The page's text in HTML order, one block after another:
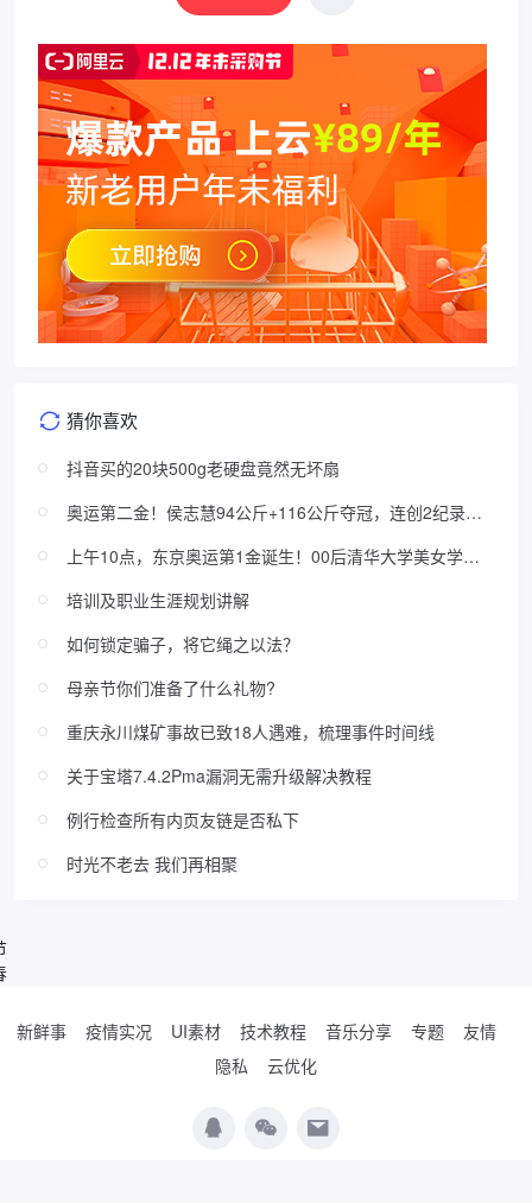
猜你喜欢
抖音买的20块500g老硬盘竟然无坏扇
奥运第二金！侯志慧94公斤+116公斤夺冠，连创2纪录，
上午10点，东京奥运第1金诞生！00后清华大学美女学霸
培训及职业生涯规划讲解
如何锁定骗子，将它绳之以法？
母亲节你们准备了什么礼物?
重庆永川煤矿事故已致18人遇难，梳理事件时间线
关于宝塔7.4.2Pma漏洞无需升级解决教程
例行检查所有内页友链是否私下
时光不老去 我们再相聚
新鲜事 疫情实况 UI素材 技术教程 音乐分享 专题
友情
隐私
云优化